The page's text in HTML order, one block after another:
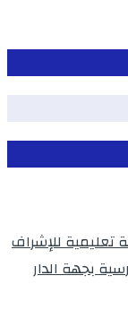
يتفقد 12 مؤسسة تعليمية للإشراف
بجهة الدار